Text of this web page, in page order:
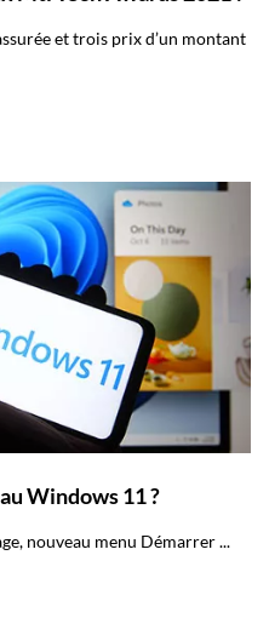
et trois prix d’un montant
Windows 11 ?
nouveau menu Démarrer ...